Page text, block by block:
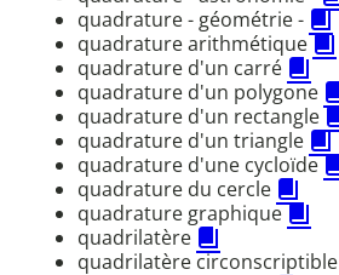
quadrature - géométrie -
quadrature arithmétique
quadrature d'un carré
quadrature d'un polygone
quadrature d'un rectangle
quadrature d'un triangle
quadrature d'une cycloïde
quadrature du cercle
quadrature graphique
quadrilatère
quadrilatère circonscriptible